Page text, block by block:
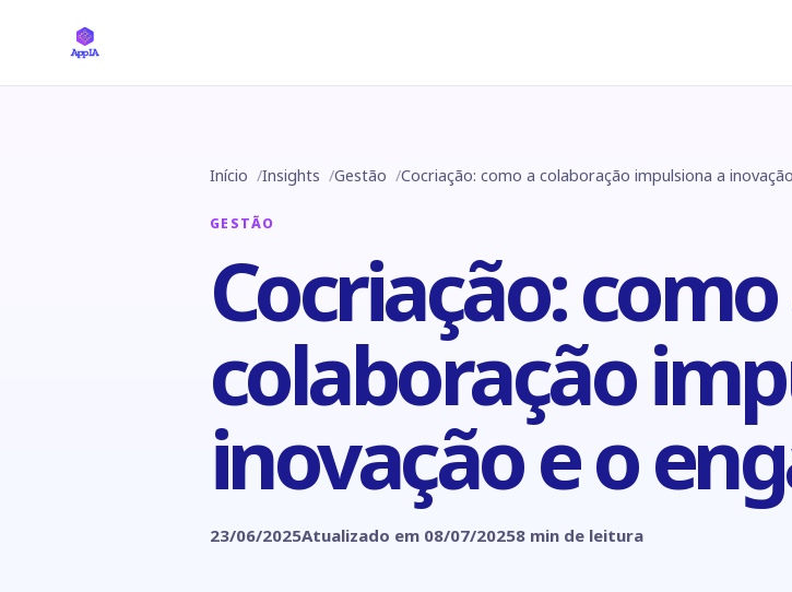
Início Insights Gestão Cocriação: como a colaboração impulsiona a
GESTÃO
Cocriação:
colaboração
inovação e o
23/06/2025Atualizado em 08/07/20258 min de leitura